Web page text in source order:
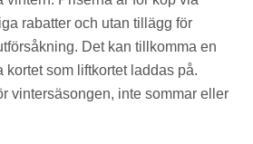
rabatter och utan tillägg för
Det kan tillkomma en
kortet som liftkortet laddas på.
vintersäsongen, inte sommar eller